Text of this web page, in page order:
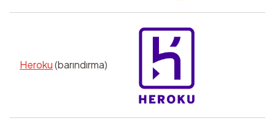
Heroku(barındırma)